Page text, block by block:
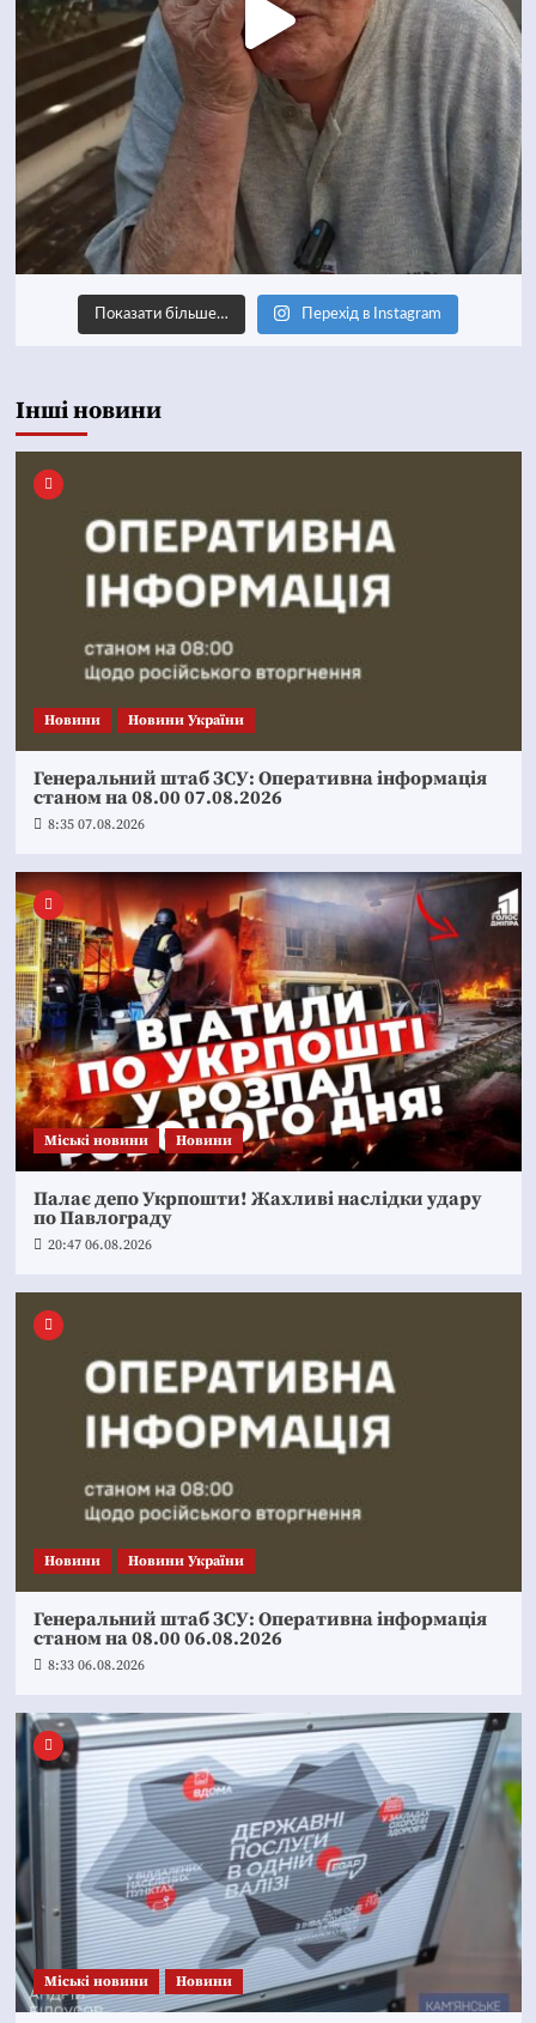
Показати більше… Перехід в Instagram
Інші новини
Новини Новини України
Генеральний штаб ЗСУ: Оперативна інформація
станом на 08.00 07.08.2026
8:35 07.08.2026
Mіські новини Новини
Палає депо Укрпошти! Жахливі наслідки удару
по Павлограду
20:47 06.08.2026
Новини Новини України
Генеральний штаб ЗСУ: Оперативна інформація
станом на 08.00 06.08.2026
8:33 06.08.2026
Mіські новини Новини